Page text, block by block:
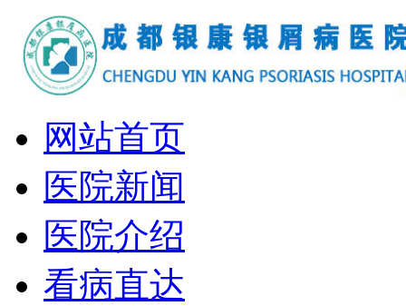
网站首页
医院新闻
医院介绍
看病直达